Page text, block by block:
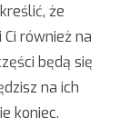
że
również na
będą się
na ich
koniec.